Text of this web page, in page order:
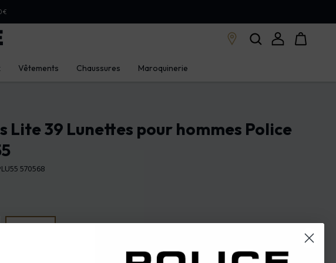
Vêtements Chaussures Maroquinerie
Lite 39 Lunettes pour hommes Police
570568